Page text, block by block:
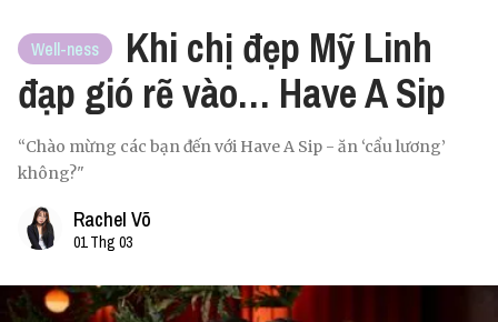
Well-ness
Khi chị đẹp Mỹ Linh
đạp gió rẽ vào… Have A Sip
“Chào mừng các bạn đến với Have A Sip - ăn ‘cẩu lương’
không?"
Rachel Võ
01 Thg 03